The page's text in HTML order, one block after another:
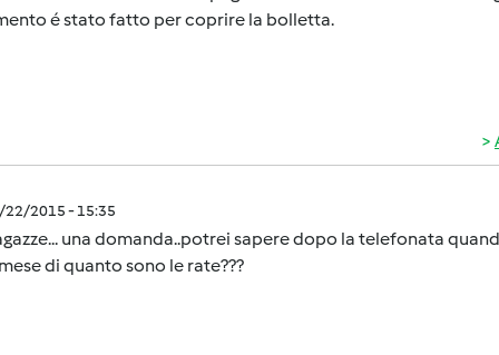
é stato fatto per coprire la bolletta.
22/2015 - 15:35
una domanda..potrei sapere dopo la telefonata
di quanto sono le rate???